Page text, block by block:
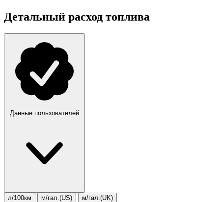
Детальный расход топлива
Данные пользователей
л/100км м/гал.(US) м/гал.(UK)